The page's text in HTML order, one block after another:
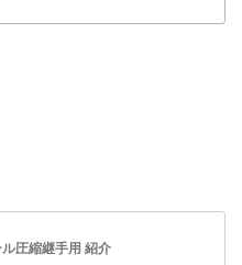
圧縮継手用 紹介